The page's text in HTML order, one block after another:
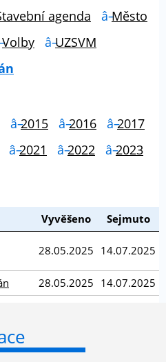
agenda
Město
Volby
UZSVM
2015 2016
2017
2021 2022
2023
Vyvěšeno
Sejmuto
28.05.2025 14.07.2025
28.05.2025 14.07.2025